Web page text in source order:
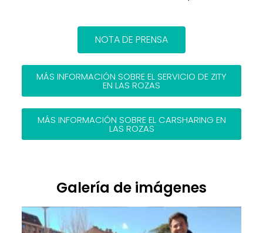
NOTA DE PRENSA
MÁS INFORMACIÓN SOBRE EL SERVICIO DE ZITY
EN LAS ROZAS
MÁS INFORMACIÓN SOBRE EL CARSHARING EN
LAS ROZAS
Galería de imágenes